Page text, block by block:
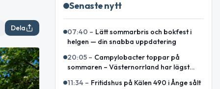
Dela
Senaste nytt
07:40 – Lätt sommarbris och bokfest i
helgen — din snabba uppdatering
20:05 – Campylobacter toppar på
sommaren – Västernorrland har lägst
11:34 – Fritidshus på Kälen 490 i Ånge sålt